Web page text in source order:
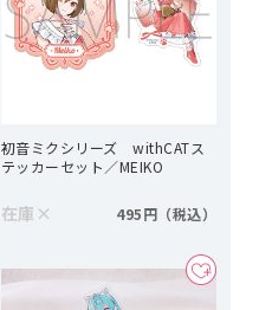
初音ミクシリーズ withCATス
テッカーセット／MEIKO
在庫 × 495円